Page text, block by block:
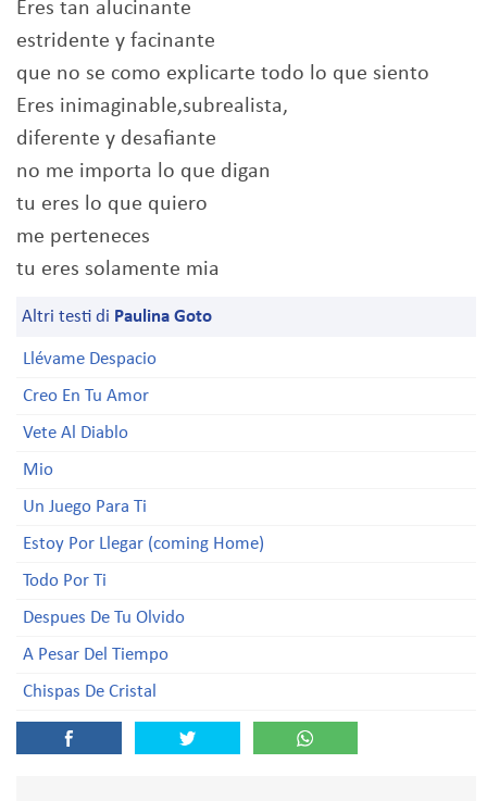
Eres tan alucinante
estridente y facinante
que no se como explicarte todo lo que siento
Eres inimaginable,subrealista,
diferente y desafiante
no me importa lo que digan
tu eres lo que quiero
me perteneces
tu eres solamente mia
Altri testi di Paulina Goto
Llévame Despacio
Creo En Tu Amor
Vete Al Diablo
Mio
Un Juego Para Ti
Estoy Por Llegar (coming Home)
Todo Por Ti
Despues De Tu Olvido
A Pesar Del Tiempo
Chispas De Cristal